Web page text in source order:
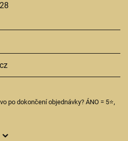
po dokončení objednávky? ÁNO = 5⭐,